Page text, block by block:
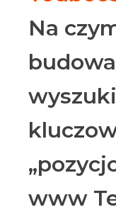
Na
www